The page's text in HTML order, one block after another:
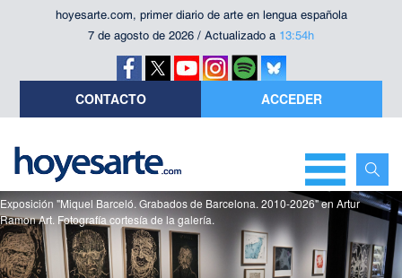
hoyesarte.com, primer diario de arte en lengua española
7 de agosto de 2026 / Actualizado a 13:54h
CONTACTO ACCEDER
Exposición "Miquel Barceló. Grabados de Barcelona. 2010-2026" en Artur
Ramon Art. Fotografía cortesía de la galería.